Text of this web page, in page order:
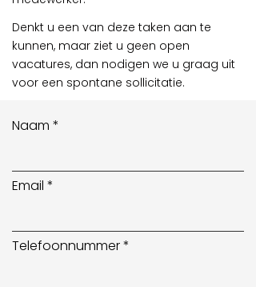
Denkt u een van deze taken aan te
kunnen, maar ziet u geen open
vacatures, dan nodigen we u graag uit
voor een spontane sollicitatie.
Naam
Email
Telefoonnummer